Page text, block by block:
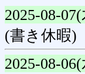
2025-08-
(書き休暇)
2025-08-